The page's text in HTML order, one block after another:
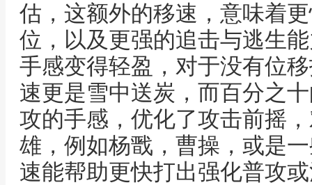
估，这额外的移速，意味着
位，以及更强的追击与逃生
手感变得轻盈，对于没有位
速更是雪中送炭，而百分之
攻的手感，优化了攻击前摇
雄，例如杨戬，曹操，或是
速能帮助更快打出强化普攻